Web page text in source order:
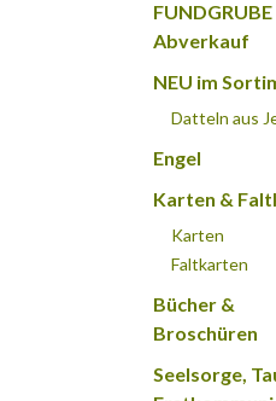
FUNDGRUBE
Abverkauf
NEU im
Datteln aus
Engel
Karten &
Karten
Faltkarten
Bücher &
Broschüren
Seelsorge,